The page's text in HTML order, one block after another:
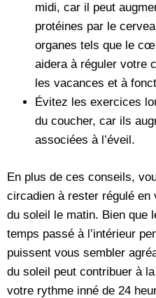
midi, car il peut
protéines par le
organes tels que le
aidera à réguler votre
les vacances et à
Évitez les exercices
du coucher, car ils
associées à l’éveil.
En plus de ces conseils,
circadien à rester régulé en
du soleil le matin. Bien que
temps passé à l’intérieur
puissent vous sembler
du soleil peut contribuer à
votre rythme inné de 24